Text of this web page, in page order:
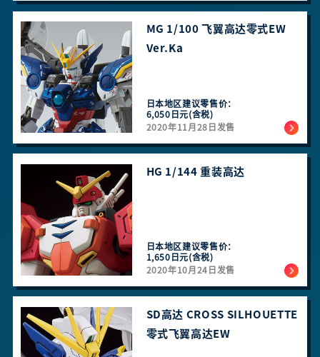
MG 1/100 飞翼高达零式EW
Ver.Ka
日本地区建议零售价：
6,050日元(含税)
2020年11月28日发售
HG 1/144 重装高达
日本地区建议零售价：
1,650日元(含税)
2020年10月24日发售
SD高达 CROSS SILHOUETTE
零式飞翼高达EW